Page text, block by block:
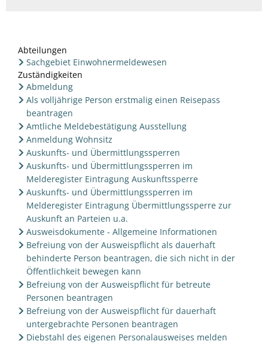
Abteilungen
Sachgebiet Einwohnermeldewesen
Zuständigkeiten
Abmeldung
Als volljährige Person erstmalig einen Reisepass
beantragen
Amtliche Meldebestätigung Ausstellung
Anmeldung Wohnsitz
Auskunfts- und Übermittlungssperren
Auskunfts- und Übermittlungssperren im
Melderegister Eintragung Auskunftssperre
Auskunfts- und Übermittlungssperren im
Melderegister Eintragung Übermittlungssperre zur
Auskunft an Parteien u.a.
Ausweisdokumente - Allgemeine Informationen
Befreiung von der Ausweispflicht als dauerhaft
behinderte Person beantragen, die sich nicht in der
Öffentlichkeit bewegen kann
Befreiung von der Ausweispflicht für betreute
Personen beantragen
Befreiung von der Ausweispflicht für dauerhaft
untergebrachte Personen beantragen
Diebstahl des eigenen Personalausweises melden